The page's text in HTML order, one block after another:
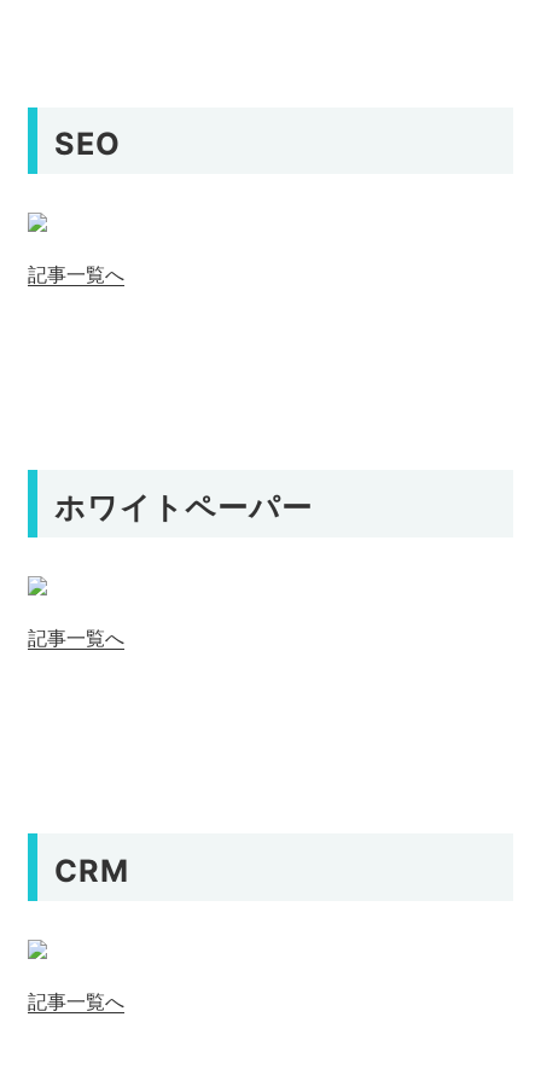
SEO
記事一覧へ
ホワイトペーパー
記事一覧へ
CRM
記事一覧へ